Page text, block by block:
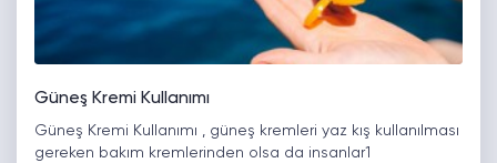
Güneş Kremi Kullanımı
Güneş Kremi Kullanımı , güneş kremleri yaz kış kullanılması
gereken bakım kremlerinden olsa da insanlar1